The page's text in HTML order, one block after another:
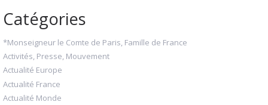
Catégories
*Monseigneur le Comte de Paris, Famille de France
Activités, Presse, Mouvement
Actualité Europe
Actualité France
Actualité Monde